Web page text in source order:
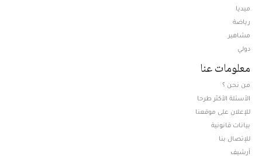
ميديا
رياضة
مشاهير
دولي
معلومات عنا
من نحن ؟
الأسئلة الأكثر طرحا
للإعلان على موقعنا
بيانات قانونية
للإتصال بنا
أرشيف